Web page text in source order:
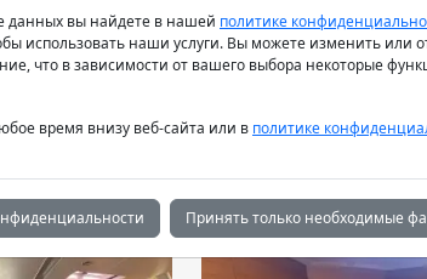
данных вы найдете в нашей политике
использовать наши услуги. Вы можете изменить или
что в зависимости от вашего выбора некоторые
время внизу веб-сайта или в политике
Принять только необходимые